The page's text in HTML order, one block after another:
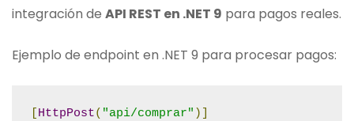
integración de API REST en .NET 9 para pagos reales.
Ejemplo de endpoint en .NET 9 para procesar pagos:
HttpPost( "api/comprar" )]